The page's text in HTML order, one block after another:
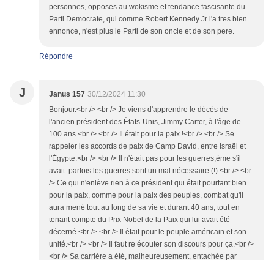
personnes, opposes au wokisme et tendance fascisante du
Parti Democrate, qui comme Robert Kennedy Jr l'a tres bien
ennonce, n'est plus le Parti de son oncle et de son pere.
Répondre
J Janus 157 30/12/2024 11:30
Bonjour.<br /> <br /> Je viens d'apprendre le décès de
l'ancien président des États-Unis, Jimmy Carter, à l'âge de
100 ans.<br /> <br /> Il était pour la paix !<br /> <br /> Se
rappeler les accords de paix de Camp David, entre Israël et
l'Égypte.<br /> <br /> Il n'était pas pour les guerres,ème s'il
avait..parfois les guerres sont un mal nécessaire (!).<br /> <br
/> Ce qui n'enlève rien à ce président qui était pourtant bien
pour la paix, comme pour la paix des peuples, combat qu'il
aura mené tout au long de sa vie et durant 40 ans, tout en
tenant compte du Prix Nobel de la Paix qui lui avait été
décerné.<br /> <br /> Il était pour le peuple américain et son
unité.<br /> <br /> Il faut re écouter son discours pour ça.<br />
<br /> Sa carrière a été, malheureusement, entachée par